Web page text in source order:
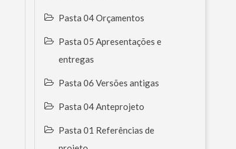
Pasta 04 Orçamentos
Pasta 05 Apresentações e
entregas
Pasta 06 Versões antigas
Pasta 04 Anteprojeto
Pasta 01 Referências de